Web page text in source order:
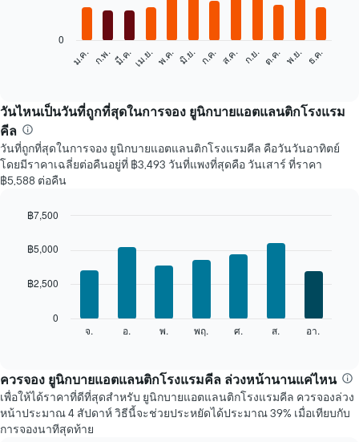
แผนภูมิ
แสดง
ราคา
เฉลี่ย
ของ
ห้อง
พัก
แต่ละ
แผนภูมิ
แกน
มี
แกน
Y
1
ม.ค. ก.พ.มี.ค.เม.ย. พ.ค. มิ.ย. ก.ค. ส.ค. ก.ย. ต.ค. พ.ย. ธ.ค.
0
วันไหนเป็นวันที่ถูกที่สุดในการจอง ยูนิกบายแอตแลนติกโรงแรม
คีล
วันที่ถูกที่สุดในการจอง ยูนิกบายแอตแลนติกโรงแรมคีล คือวันวันอาทิตย์
โดยมีราคาเฉลี่ยต่อคืนอยู่ที่ ฿3,493 วันที่แพงที่สุดคือ วันเสาร์ ที่ราคา
฿5,588 ต่อคืน
chart
with
bars.
แผนภูมิ
แสดง
ราคา
เฉลี่ย
ของ
ห้อง
graphic.
จ. อ. พ. พฤ. ศ. ส. อา.
0
฿2,500
฿5,000
฿7,500
ควรจอง ยูนิกบายแอตแลนติกโรงแรมคีล ล่วงหน้านานแค่ไหน
เพื่อให้ได้ราคาที่ดีที่สุดสำหรับ ยูนิกบายแอตแลนติกโรงแรมคีล ควรจองล่วง
หน้าประมาณ 4 สัปดาห์ วิธีนี้จะช่วยประหยัดได้ประมาณ 39% เมื่อเทียบกับ
การจองนาทีสุดท้าย